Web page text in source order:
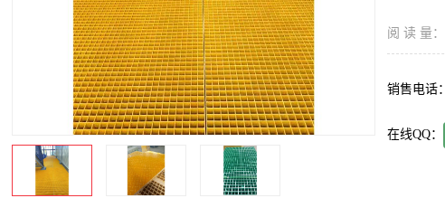
阅 读 量：
销售电话：
在线QQ：